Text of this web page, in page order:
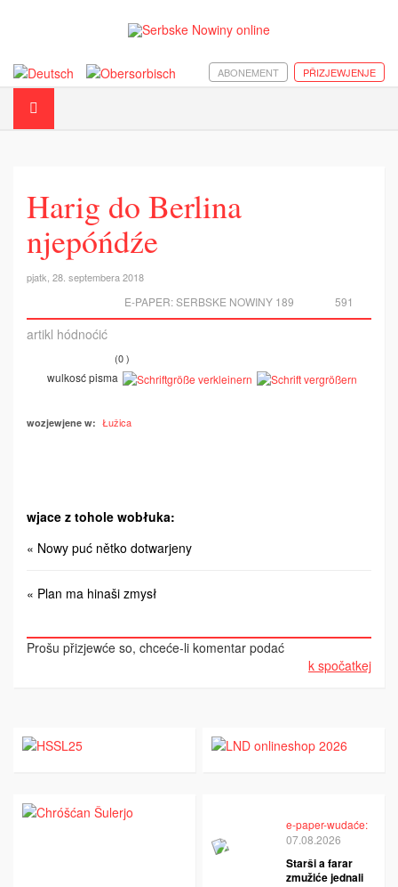
PŘIZJEWJENJE
ABONEMENT
Harig do Berlina
njepóńdźe
pjatk, 28. septembera 2018
591
E-PAPER:SERBSKE NOWINY 189
artikl hódnoćić
(0 )
wulkosć pisma
wozjewjene w: Łužica
wjace z tohole wobłuka:
« Nowy puć nětko dotwarjeny
« Plan ma hinaši zmysł
Prošu přizjewće so, chceće-li komentar podać
k spočatkej
e-paper-wudaće:
07.08.2026
Starši a farar
zmužiće jednali